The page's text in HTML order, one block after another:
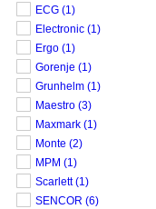
ECG (1)
Electronic (1)
Ergo (1)
Gorenje (1)
Grunhelm (1)
Maestro (3)
Maxmark (1)
Monte (2)
MPM (1)
Scarlett (1)
SENCOR (6)